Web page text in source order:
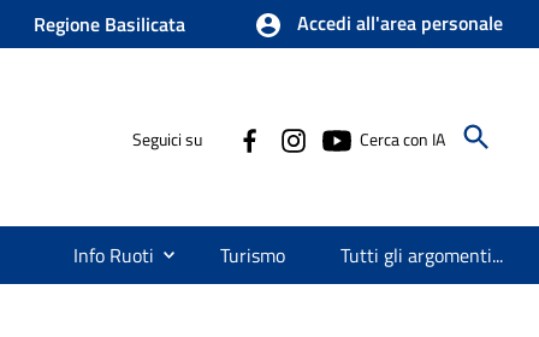
Regione Basilicata Accedi all'area personale
Seguici su Cerca con IA
Info Ruoti Turismo Tutti gli argomenti...